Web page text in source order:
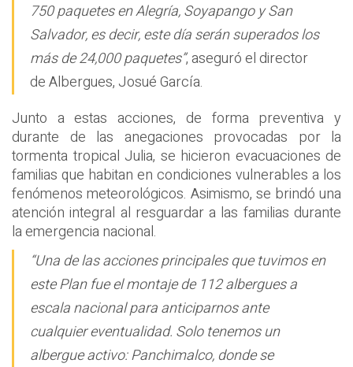
750 paquetes en Alegría, Soyapango y San
Salvador, es decir, este día serán superados los
más de 24,000 paquetes”, aseguró el director
de Albergues, Josué García.
Junto a estas acciones, de forma preventiva y
durante de las anegaciones provocadas por la
tormenta tropical Julia, se hicieron evacuaciones de
familias que habitan en condiciones vulnerables a los
fenómenos meteorológicos. Asimismo, se brindó una
atención integral al resguardar a las familias durante
la emergencia nacional.
“Una de las acciones principales que tuvimos en
este Plan fue el montaje de 112 albergues a
escala nacional para anticiparnos ante
cualquier eventualidad. Solo tenemos un
albergue activo: Panchimalco, donde se